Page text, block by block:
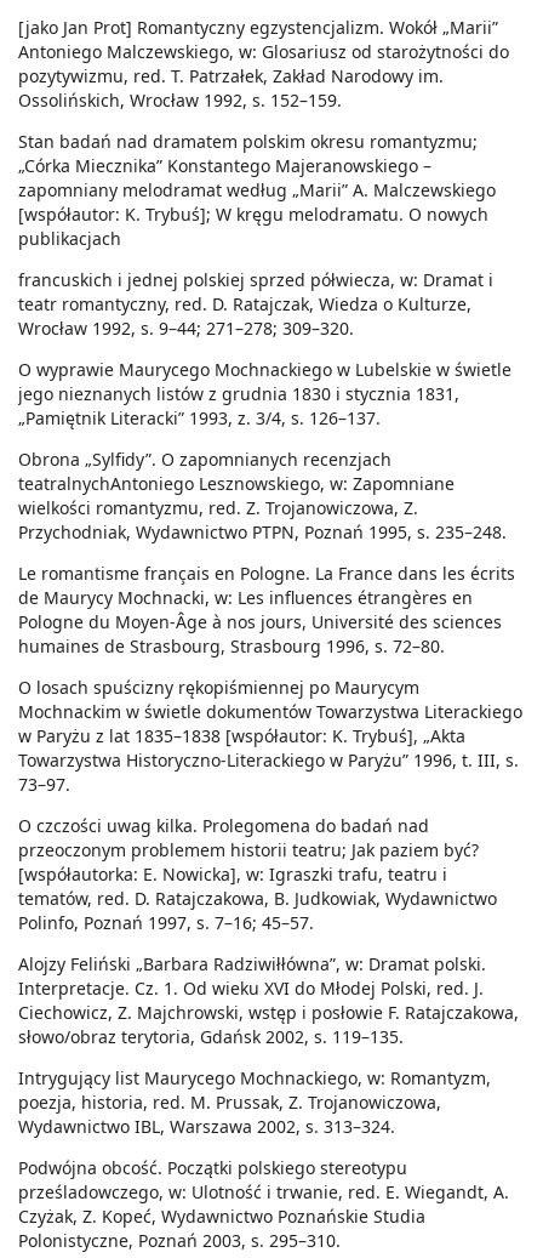
[jako Jan Prot] Romantyczny egzystencjalizm. Wokół „Marii”
Antoniego Malczewskiego, w: Glosariusz od starożytności do
pozytywizmu, red. T. Patrzałek, Zakład Narodowy im.
Ossolińskich, Wrocław 1992, s. 152–159.
Stan badań nad dramatem polskim okresu romantyzmu;
„Córka Miecznika” Konstantego Majeranowskiego –
zapomniany melodramat według „Marii” A. Malczewskiego
[współautor: K. Trybuś]; W kręgu melodramatu. O nowych
publikacjach
francuskich i jednej polskiej sprzed półwiecza, w: Dramat i
teatr romantyczny, red. D. Ratajczak, Wiedza o Kulturze,
Wrocław 1992, s. 9–44; 271–278; 309–320.
O wyprawie Maurycego Mochnackiego w Lubelskie w świetle
jego nieznanych listów z grudnia 1830 i stycznia 1831,
„Pamiętnik Literacki” 1993, z. 3/4, s. 126–137.
Obrona „Sylfidy”. O zapomnianych recenzjach
teatralnychAntoniego Lesznowskiego, w: Zapomniane
wielkości romantyzmu, red. Z. Trojanowiczowa, Z.
Przychodniak, Wydawnictwo PTPN, Poznań 1995, s. 235–248.
Le romantisme français en Pologne. La France dans les écrits
de Maurycy Mochnacki, w: Les influences étrangères en
Pologne du Moyen-Âge à nos jours, Université des sciences
humaines de Strasbourg, Strasbourg 1996, s. 72–80.
O losach spuścizny rękopiśmiennej po Maurycym
Mochnackim w świetle dokumentów Towarzystwa Literackiego
w Paryżu z lat 1835–1838 [współautor: K. Trybuś], „Akta
Towarzystwa Historyczno-Literackiego w Paryżu” 1996, t. III, s.
73–97.
O czczości uwag kilka. Prolegomena do badań nad
przeoczonym problemem historii teatru; Jak paziem być?
[współautorka: E. Nowicka], w: Igraszki trafu, teatru i
tematów, red. D. Ratajczakowa, B. Judkowiak, Wydawnictwo
Polinfo, Poznań 1997, s. 7–16; 45–57.
Alojzy Feliński „Barbara Radziwiłłówna”, w: Dramat polski.
Interpretacje. Cz. 1. Od wieku XVI do Młodej Polski, red. J.
Ciechowicz, Z. Majchrowski, wstęp i posłowie F. Ratajczakowa,
słowo/obraz terytoria, Gdańsk 2002, s. 119–135.
Intrygujący list Maurycego Mochnackiego, w: Romantyzm,
poezja, historia, red. M. Prussak, Z. Trojanowiczowa,
Wydawnictwo IBL, Warszawa 2002, s. 313–324.
Podwójna obcość. Początki polskiego stereotypu
prześladowczego, w: Ulotność i trwanie, red. E. Wiegandt, A.
Czyżak, Z. Kopeć, Wydawnictwo Poznańskie Studia
Polonistyczne, Poznań 2003, s. 295–310.